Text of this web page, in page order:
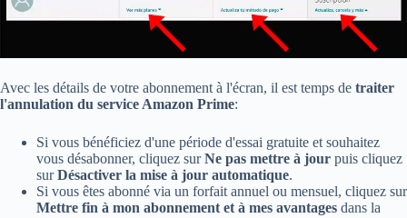
Avec les détails de votre abonnement à l'écran, il est temps de traiter
l'annulation du service Amazon Prime:
Si vous bénéficiez d'une période d'essai gratuite et souhaitez
vous désabonner, cliquez surNe pas mettre à jour puis cliquez
surDésactiver la mise à jour automatique.
Si vous êtes abonné via un forfait annuel ou mensuel, cliquez sur
Mettre fin à mon abonnement et à mes avantages dans la